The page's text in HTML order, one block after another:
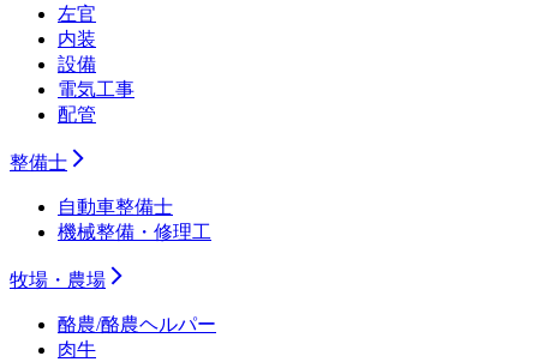
左官
内装
設備
電気工事
配管
整備士
自動車整備士
機械整備・修理工
牧場・農場
酪農/酪農ヘルパー
肉牛